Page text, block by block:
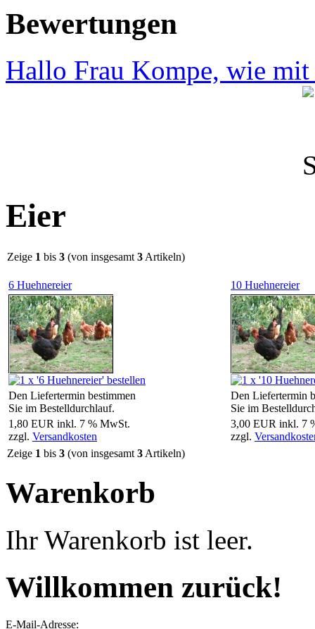
Bewertungen
Hallo Frau Kompe, wie
Eier
Zeige 1 bis 3 (von insgesamt 3 Artikeln)
6 Huehnereier
Den Liefertermin bestimmen
Sie im Bestelldurchlauf.
1,80 EUR inkl. 7 % MwSt.
zzgl. Versandkosten
10 Huehnereier
Den Liefertermin
Sie im
3,00 EUR inkl. 7
zzgl.
Zeige 1 bis 3 (von insgesamt 3 Artikeln)
Warenkorb
Ihr Warenkorb ist leer.
Willkommen zurück!
E-Mail-Adresse: